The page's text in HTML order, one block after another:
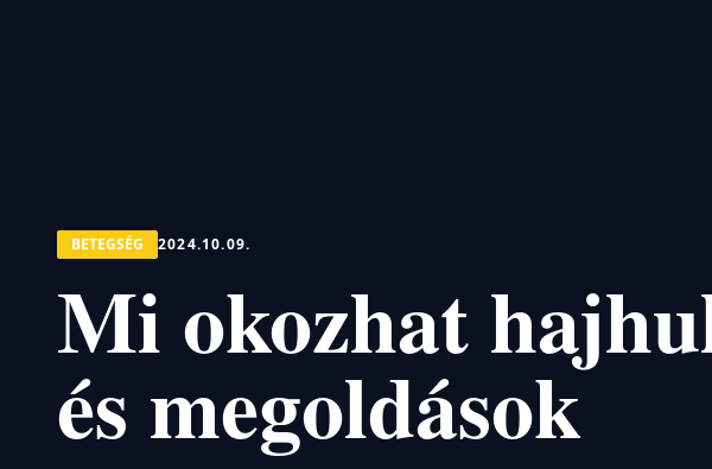
BETEGSÉG 2024.10.09.
Mi okozhat
és megoldások